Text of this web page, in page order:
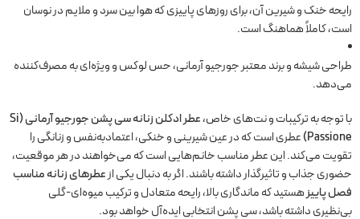
رایحه خنک و شیرین آن، برای روزهای پاییزی که هوا بین سرد و ملایم در نوسان
است، کاملاً هماهنگ است.
طراحی شیشه و برند معتبر جورجیو آرمانی، حس لوکس و ویژه‌ای به مصرف‌کننده
می‌دهد.
با توجه به ترکیبات و نت‌های خاص،عطر ادکلن زنانه سی پشن جورجیو آرمانی (Si
Passione) عطری است که در عین شیرینی و خنکی، اعتمادبه‌نفس و زنانگی را
تقویت می‌کند. این عطر مناسب خانم‌هایی است که می‌خواهند در هر موقعیت،
حضوری جذاب و تاثیرگذار داشته باشند. اگر به دنبال یکی ازعطرهای زنانه مناسب
فصل پاییزهستید که ماندگاری بالا، رایحه متعادل و ترکیب میوه‌ای-گلی
بی‌نظیری داشته باشد، سی پشن انتخابی ایده‌آل خواهد بود.